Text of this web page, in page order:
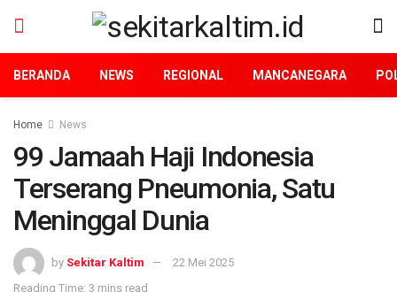
BERANDA NEWS REGIONAL MANCANEGARA
Home News
99 Jamaah Haji Indonesia
Terserang Pneumonia, Satu
Meninggal Dunia
by Sekitar Kaltim
22 Mei 2025
Reading Time: 3 mins read